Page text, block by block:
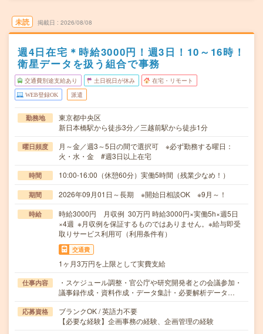
未読 掲載日 2026/08/08
週4日在宅＊時給3000円！週3日！10～16時！
衛星データを扱う組合で事務
交通費別途支給あり 土日祝日が休み 在宅・リモート
WEB登録OK 派遣
勤務地
東京都中央区
新日本橋駅から徒歩3分／三越前駅から徒歩1分
曜日頻度
月～金／週3～5日の間で選択可 ※必ず勤務する曜日：
火・水・金 #週3日以上在宅
時間 10:00-16:00（休憩60分）実働5時間（残業少なめ！）
期間 2026年09月01日～長期 ※開始日相談OK ※9月～！
時給
時給3000円 月収例 30万円 時給3000円×実働5h×週5日
×4週 ※月収例を保証するものではありません。※給与即受
取りサービス利用可（利用条件有）
交通費
1ヶ月3万円を上限として実費支給
仕事内容
・スケジュール調整・官公庁や研究開発者との会議参加・
議事録作成・資料作成・データ集計・必要解析データ…
応募資格
ブランクOK / 英語力不要
【必要な経験】企画事務の経験、企画管理の経験